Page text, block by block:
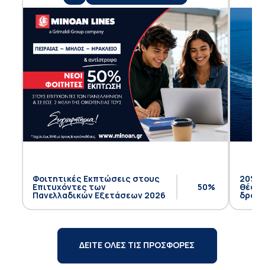
Φοιτητικές Εκπτώσεις στους
Επιτυχόντες των
Πανελλαδικών Εξετάσεων 2026
50%
20%
θέση
ΔΕΙΤΕ ΟΛΕΣ ΤΙΣ ΠΡΟΣΦΟΡΕΣ